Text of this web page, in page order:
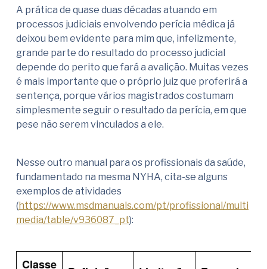
A prática de quase duas décadas atuando em
processos judiciais envolvendo perícia médica já
deixou bem evidente para mim que, infelizmente,
grande parte do resultado do processo judicial
depende do perito que fará a avalição. Muitas vezes
é mais importante que o próprio juiz que proferirá a
sentença, porque vários magistrados costumam
simplesmente seguir o resultado da perícia, em que
pese não serem vinculados a ele.
Nesse outro manual para os profissionais da saúde,
fundamentado na mesma NYHA, cita-se alguns
exemplos de atividades
(https://www.msdmanuals.com/pt/profissional/multi
media/table/v936087_pt):
Classe